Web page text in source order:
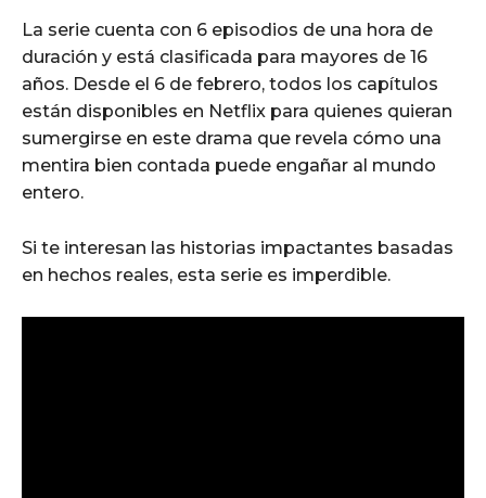
La serie cuenta con 6 episodios de una hora de
duración y está clasificada para mayores de 16
años. Desde el 6 de febrero, todos los capítulos
están disponibles en Netflix para quienes quieran
sumergirse en este drama que revela cómo una
mentira bien contada puede engañar al mundo
entero.
Si te interesan las historias impactantes basadas
en hechos reales, esta serie es imperdible.